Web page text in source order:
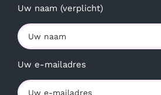
Uw naam (verplicht)
Uw e-mailadres